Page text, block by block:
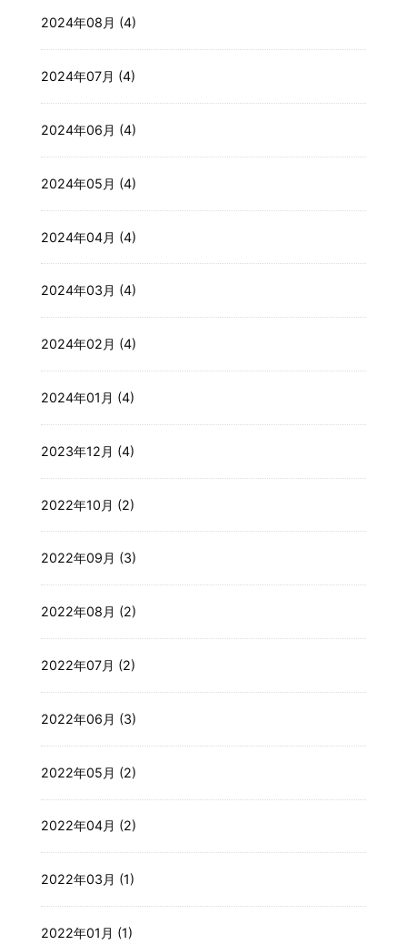
2024年08月 (4)
2024年07月 (4)
2024年06月 (4)
2024年05月 (4)
2024年04月 (4)
2024年03月 (4)
2024年02月 (4)
2024年01月 (4)
2023年12月 (4)
2022年10月 (2)
2022年09月 (3)
2022年08月 (2)
2022年07月 (2)
2022年06月 (3)
2022年05月 (2)
2022年04月 (2)
2022年03月 (1)
2022年01月 (1)